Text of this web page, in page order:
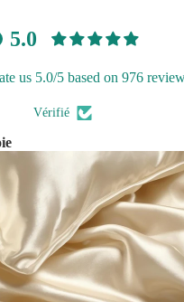
5.0
us 5.0/5 based on 976
Vérifié